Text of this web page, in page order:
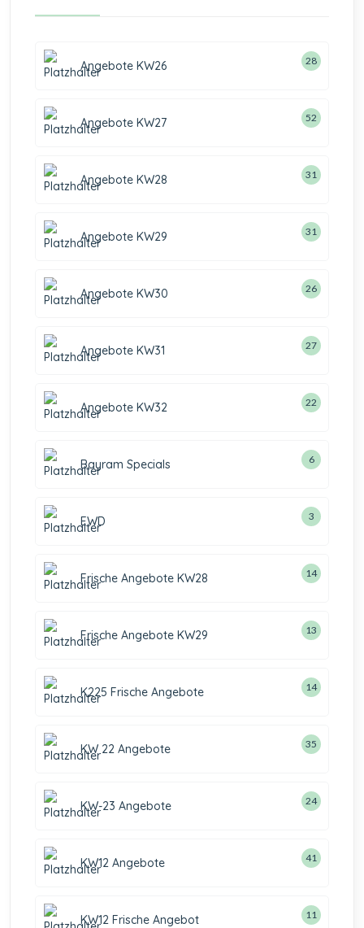
Angebote KW26 28
Angebote KW27 52
Angebote KW28 31
Angebote KW29 31
Angebote KW30 26
Angebote KW31 27
Angebote KW32 22
Bayram Specials 6
EWD 3
Frische Angebote KW28 14
Frische Angebote KW29 13
K225 Frische Angebote 14
KW 22 Angebote 35
KW-23 Angebote 24
KW12 Angebote 41
KW12 Frische Angebot 11